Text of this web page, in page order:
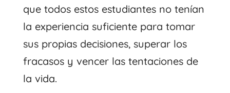
que todos estos estudiantes no tenían
la experiencia suficiente para tomar
sus propias decisiones, superar los
fracasos y vencer las tentaciones de
la vida.